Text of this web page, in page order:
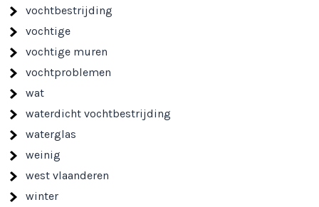
vochtbestrijding
vochtige
vochtige muren
vochtproblemen
wat
waterdicht vochtbestrijding
waterglas
weinig
west vlaanderen
winter